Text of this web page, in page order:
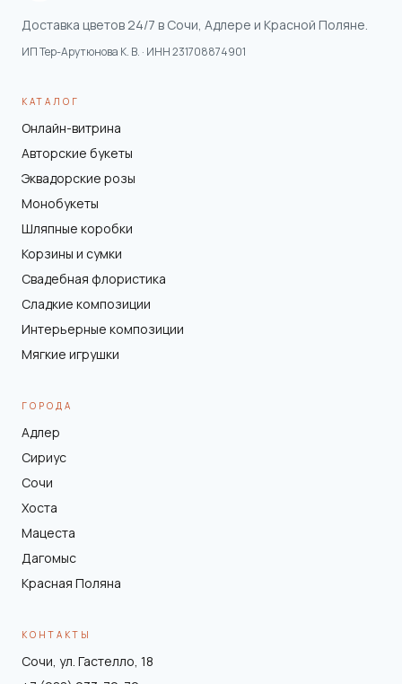
Доставка цветов 24/7 в Сочи, Адлере и Красной Поляне.
ИП Тер-Арутюнова К. В. · ИНН231708874901
КАТАЛОГ
Онлайн-витрина
Авторские букеты
Эквадорские розы
Монобукеты
Шляпные коробки
Корзины и сумки
Свадебная флористика
Сладкие композиции
Интерьерные композиции
Мягкие игрушки
ГОРОДА
Адлер
Сириус
Сочи
Хоста
Мацеста
Дагомыс
Красная Поляна
КОНТАКТЫ
Сочи, ул. Гастелло, 18